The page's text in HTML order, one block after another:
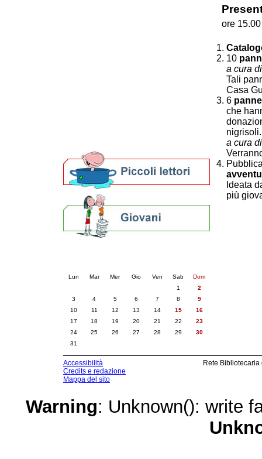
ore
10
a cura
Tali
Casa
6
che
a cura
Ideata
più
Lun Mar Mer Gio Ven Sab
Dom
1
2
3
4 5 6 7 8
9
10
11 12 13 14 15
16
17
18 19 20 21 22
23
24
25 26 27 28 29
30
31
Accessibilità
Credits e redazione
Mappa del sito
Rete
Warning: Unknown(): write